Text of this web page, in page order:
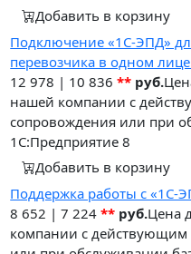
Добавить в корзину
Подключение «1С-ЭПД»
перевозчика в одном
12 978 | 10 836** руб.
нашей компании с
сопровождения или при
1С:Предприятие 8
Добавить в корзину
Поддержка работы с «1С-
8 652 |7 224** руб.Цена
компании с